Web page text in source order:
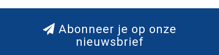
Abonneer je op onze
nieuwsbrief